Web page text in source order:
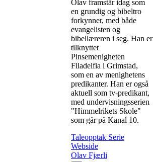
Olav framstår idag som
en grundig og bibeltro
forkynner, med både
evangelisten og
bibellæreren i seg. Han er
tilknyttet
Pinsemenigheten
Filadelfia i Grimstad,
som en av menighetens
predikanter. Han er også
aktuell som tv-predikant,
med undervisningsserien
"Himmelrikets Skole"
som går på Kanal 10.
Taleopptak Serie
Webside
Olav Fjærli